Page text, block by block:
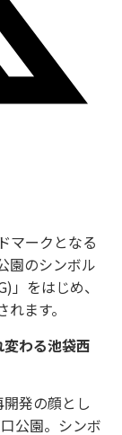
マークとなる
園のシンボル
」をはじめ、
ます。
わる池袋西
発の顔とし
公園。シンボ